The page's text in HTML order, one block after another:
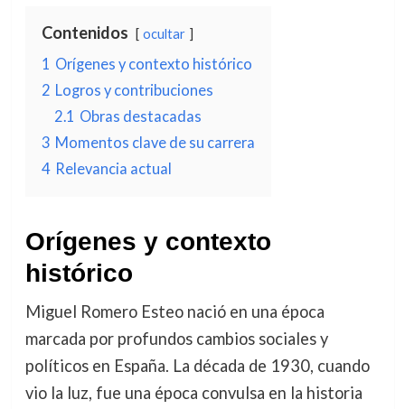
Contenidos ocultar
1 Orígenes y contexto histórico
2 Logros y contribuciones
2.1 Obras destacadas
3 Momentos clave de su carrera
4 Relevancia actual
Orígenes y contexto
histórico
Miguel Romero Esteo nació en una época
marcada por profundos cambios sociales y
políticos en España. La década de 1930, cuando
vio la luz, fue una época convulsa en la historia